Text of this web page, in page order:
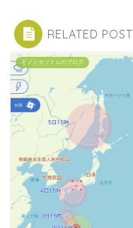
RELATED POST
キノシタツトムのブログ